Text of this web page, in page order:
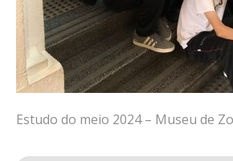
Estudo do meio 2024 – Museu de